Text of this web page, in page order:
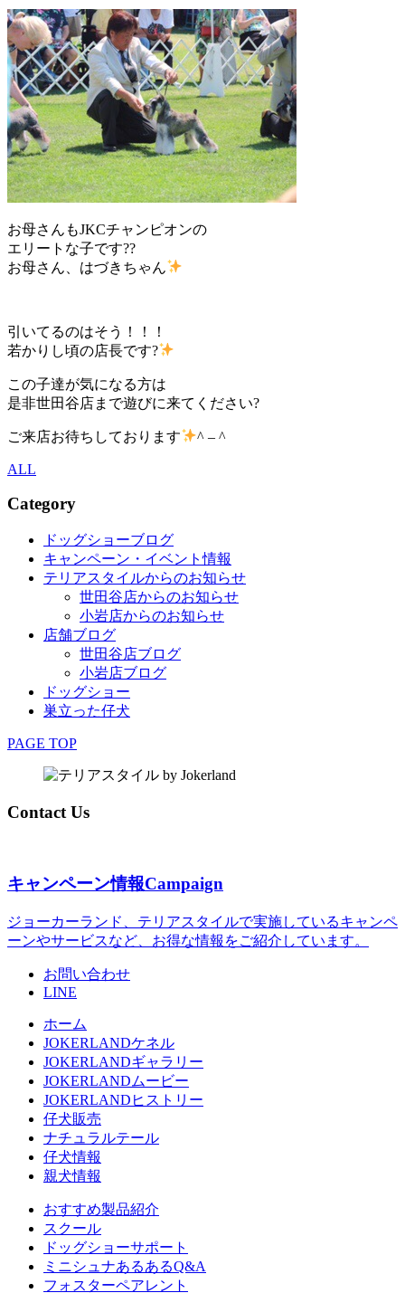
お母さんもJKCチャンピオンの
エリートな子です??
お母さん、はづきちゃん
引いてるのはそう！！！
若かりし頃の店長です?
この子達が気になる方は
是非世田谷店まで遊びに来てください?
ご来店お待ちしております ^ – ^
ALL
Category
ドッグショーブログ
キャンペーン・イベント情報
テリアスタイルからのお知らせ
世田谷店からのお知らせ
小岩店からのお知らせ
店舗ブログ
世田谷店ブログ
小岩店ブログ
ドッグショー
巣立った仔犬
PAGE TOP
Contact Us
キャンペーン情報Campaign
ジョーカーランド、テリアスタイルで実施しているキャンペ
ーンやサービスなど、お得な情報をご紹介しています。
お問い合わせ
LINE
ホーム
JOKERLANDケネル
JOKERLANDギャラリー
JOKERLANDムービー
JOKERLANDヒストリー
仔犬販売
ナチュラルテール
仔犬情報
親犬情報
おすすめ製品紹介
スクール
ドッグショーサポート
ミニシュナあるあるQ&A
フォスターペアレント